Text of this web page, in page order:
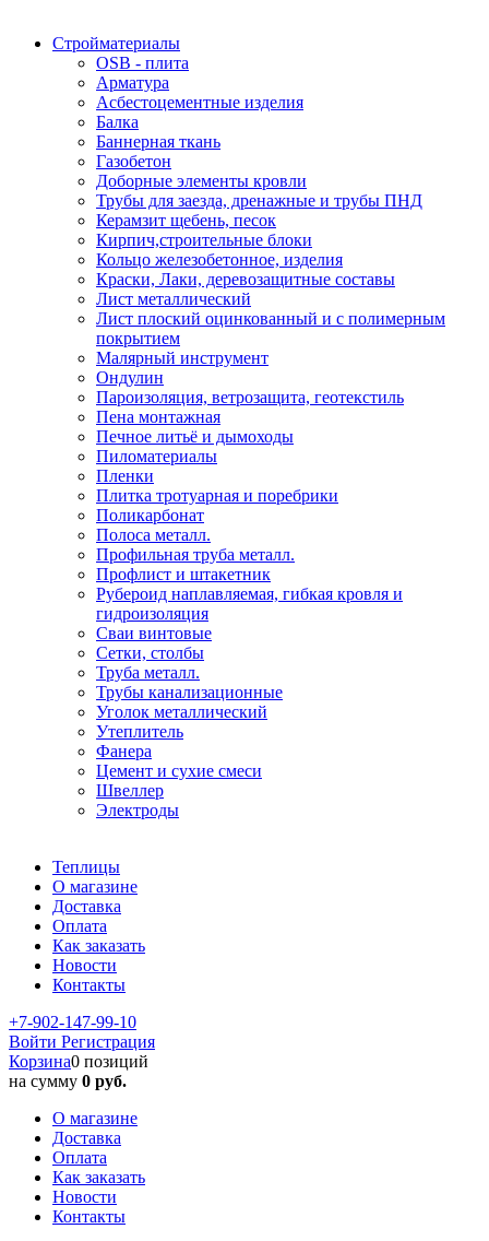
Стройматериалы
OSB - плита
Арматура
Асбестоцементные изделия
Балка
Баннерная ткань
Газобетон
Доборные элементы кровли
Трубы для заезда, дренажные и трубы ПНД
Керамзит щебень, песок
Кирпич,строительные блоки
Кольцо железобетонное, изделия
Краски, Лаки, деревозащитные составы
Лист металлический
Лист плоский оцинкованный и с полимерным
покрытием
Малярный инструмент
Ондулин
Пароизоляция, ветрозащита, геотекстиль
Пена монтажная
Печное литьё и дымоходы
Пиломатериалы
Пленки
Плитка тротуарная и поребрики
Поликарбонат
Полоса металл.
Профильная труба металл.
Профлист и штакетник
Рубероид наплавляемая, гибкая кровля и
гидроизоляция
Сваи винтовые
Сетки, столбы
Труба металл.
Трубы канализационные
Уголок металлический
Утеплитель
Фанера
Цемент и сухие смеси
Швеллер
Электроды
Теплицы
О магазине
Доставка
Оплата
Как заказать
Новости
Контакты
+7-902-147-99-10
Войти Регистрация
Корзина0 позиций
на сумму 0 руб.
О магазине
Доставка
Оплата
Как заказать
Новости
Контакты